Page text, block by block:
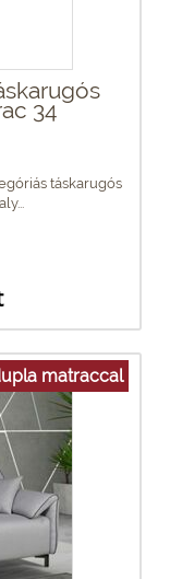
34
táskarugós
matraccal